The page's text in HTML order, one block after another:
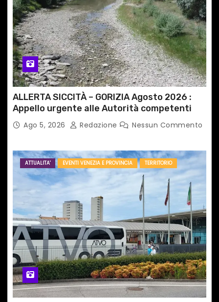
ALLERTA SICCITÀ – GORIZIA Agosto 2026 :
Appello urgente alle Autorità competenti
Ago 5, 2026 Redazione Nessun Commento
ATTUALITA' EVENTI VENEZIA E PROVINCIA TERRITORIO